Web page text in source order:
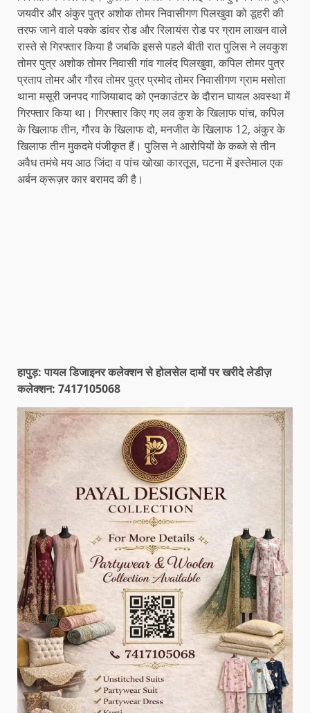
जयवीर और अंकुर पुत्र अशोक तोमर निवासीगण पिलखुवा को डूहरी की
तरफ जाने वाले पक्के डांवर रोड और रिलायंस रोड पर ग्राम लाखन वाले
रास्ते से गिरफ्तार किया है जबकि इससे पहले बीती रात पुलिस ने लवकुश
तोमर पुत्र अशोक तोमर निवासी गांव गालंद पिलखुवा, कपिल तोमर पुत्र
प्रताप तोमर और गौरव तोमर पुत्र प्रमोद तोमर निवासीगण ग्राम मसोता
थाना मसूरी जनपद गाजियाबाद को एनकाउंटर के दौरान घायल अवस्था में
गिरफ्तार किया था। गिरफ्तार किए गए लव कुश के खिलाफ पांच, कपिल
के खिलाफ तीन, गौरव के खिलाफ दो, मनजीत के खिलाफ 12, अंकुर के
खिलाफ तीन मुकदमे पंजीकृत हैं। पुलिस ने आरोपियों के कब्जे से तीन
अवैध तमंचे मय आठ जिंदा व पांच खोखा कारतूस, घटना में इस्तेमाल एक
अर्बन क्रूज़र कार बरामद की है।
हापुड़: पायल डिजाइनर कलेक्शन से होलसेल दामों पर खरीदे लेडीज़
कलेक्शन: 7417105068